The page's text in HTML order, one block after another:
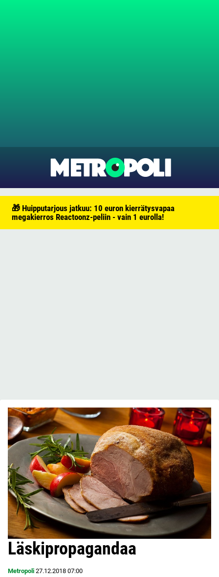
🎁 Huipputarjous jatkuu: 10 euron kierrätysvapaa
megakierros Reactoonz-peliin - vain 1 eurolla!
Läskipropagandaa
Metropoli 27.12.2018 07:00